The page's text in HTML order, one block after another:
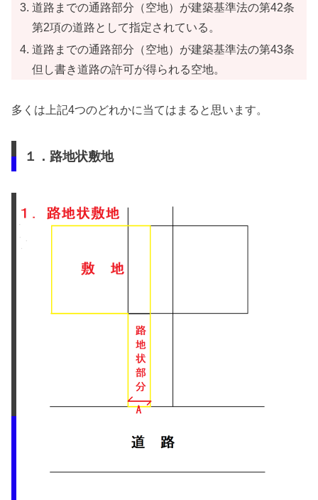
道路までの通路部分（空地）が建築基準法の第42条
第2項の道路として指定されている。
道路までの通路部分（空地）が建築基準法の第43条
但し書き道路の許可が得られる空地。
多くは上記4つのどれかに当てはまると思います。
１．路地状敷地